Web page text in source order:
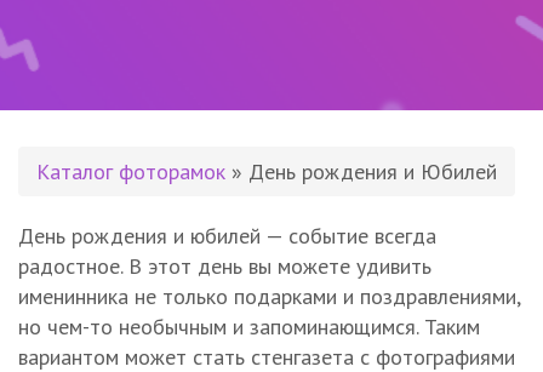
Каталог фоторамок » День рождения и Юбилей
День рождения и юбилей — событие всегда
радостное. В этот день вы можете удивить
именинника не только подарками и поздравлениями,
но чем-то необычным и запоминающимся. Таким
вариантом может стать стенгазета с фотографиями